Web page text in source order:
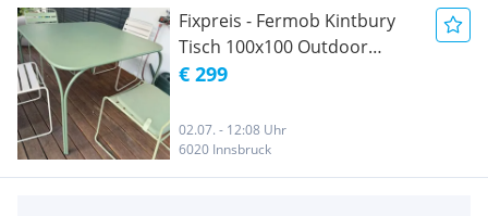
Fixpreis - Fermob Kintbury
Tisch 100x100 Outdoor
Wetterfest Tisch Alu
€ 299
02.07. - 12:08 Uhr
6020 Innsbruck